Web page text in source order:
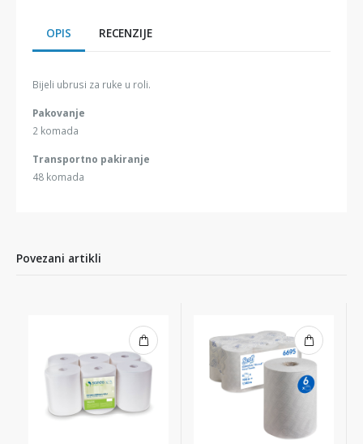
OPIS RECENZIJE
Bijeli ubrusi za ruke u roli.
Pakovanje
2 komada
Transportno pakiranje
48 komada
Povezani artikli